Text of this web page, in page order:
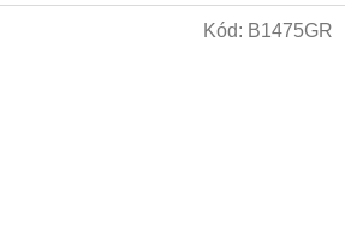
Kód: B1475GR